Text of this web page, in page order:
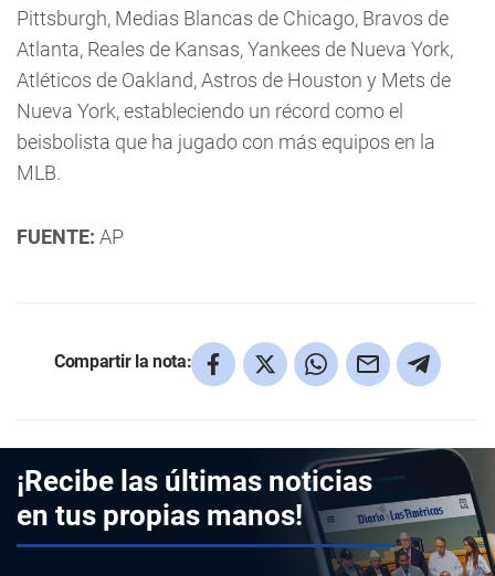
Pittsburgh, Medias Blancas de Chicago, Bravos de
Atlanta, Reales de Kansas, Yankees de Nueva York,
Atléticos de Oakland, Astros de Houston y Mets de
Nueva York, estableciendo un récord como el
beisbolista que ha jugado con más equipos en la
MLB.
FUENTE: AP
Compartir la nota:
¡Recibe las últimas noticias
en tus propias manos!